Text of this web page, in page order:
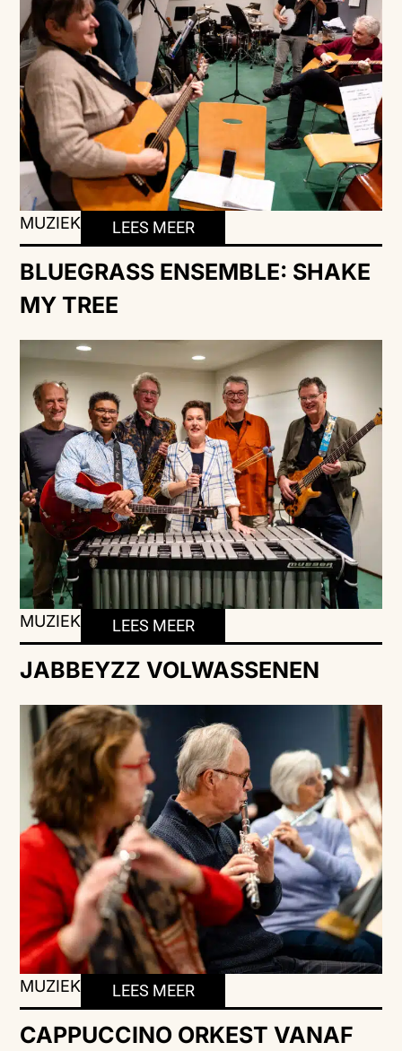
MUZIEK LEES MEER
BLUEGRASS ENSEMBLE: SHAKE
MY TREE
MUZIEK LEES MEER
JABBEYZZ VOLWASSENEN
MUZIEK LEES MEER
CAPPUCCINO ORKEST VANAF